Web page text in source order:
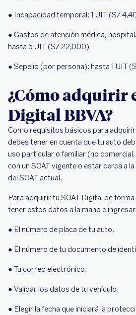
● Incapacidad temporal: 1 UIT (S/
● Gastos de atención médica,
hasta 5 UIT (S/ 22,000)
● Sepelio (por persona): hasta 1 UIT
¿Cómo adquirir
Digital BBVA?
Como requisitos básicos para
debes tener en cuenta que tu auto
uso particular o familiar (no
con un SOAT vigente o estar cerca a
del SOAT actual.
Para adquirir tu SOAT Digital de
tener estos datos a la mano e
● El número de placa de tu auto.
● El número de tu documento de
● Tu correo electrónico.
● Validar los datos de tu vehículo.
● Elegir la fecha que iniciará la